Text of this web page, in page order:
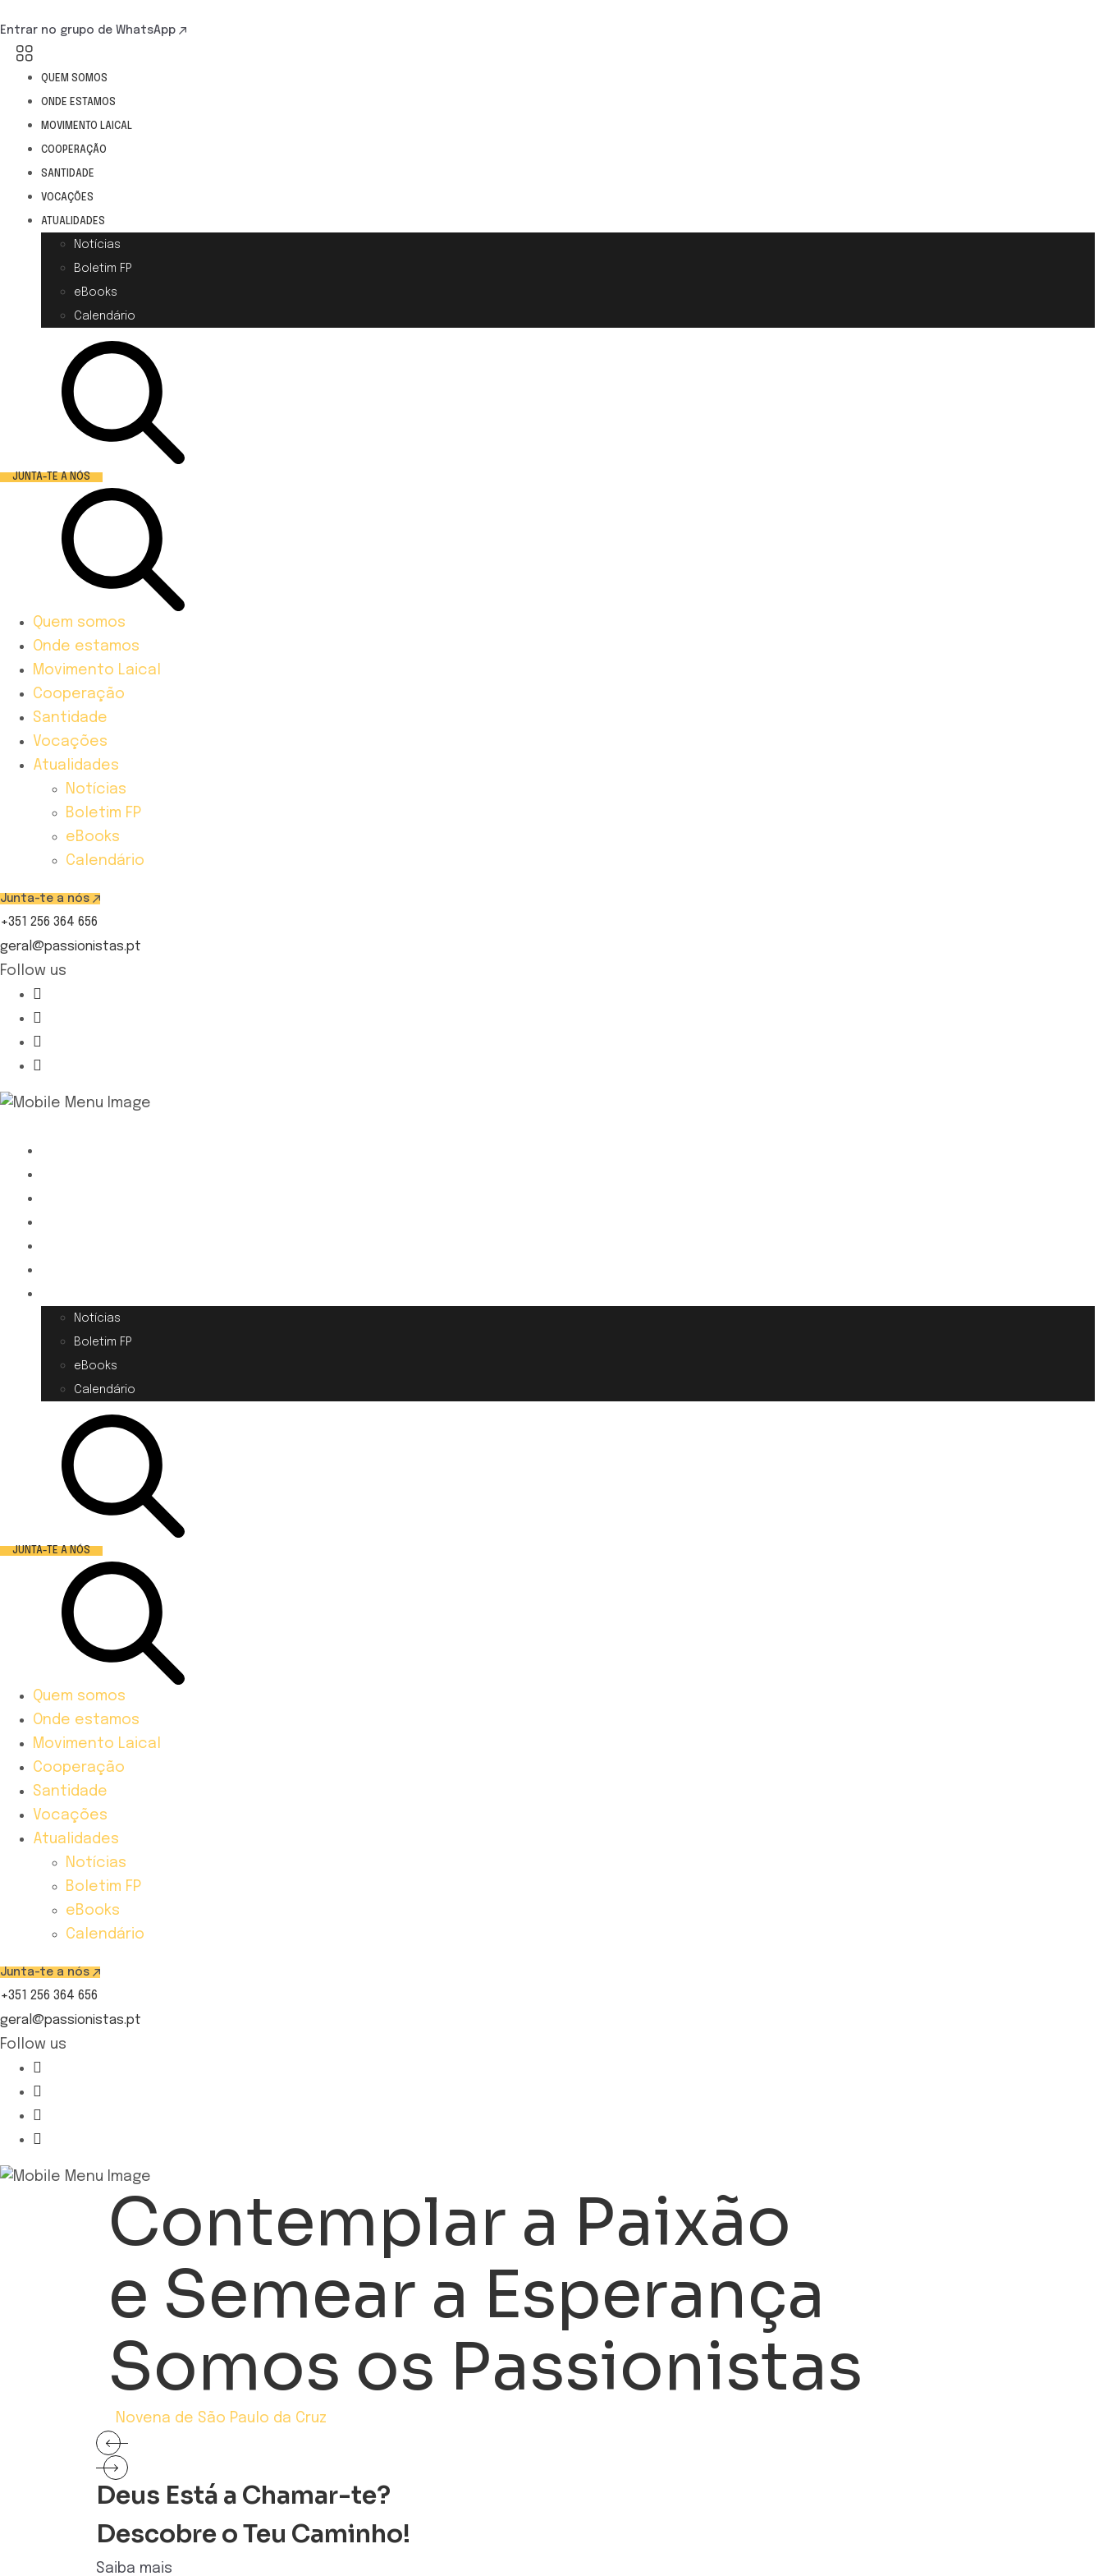
Entrar no grupo de WhatsApp
QUEM SOMOS
ONDE ESTAMOS
MOVIMENTO LAICAL
COOPERAÇÃO
SANTIDADE
VOCAÇÕES
ATUALIDADES
Notícias
Boletim FP
eBooks
Calendário
JUNTA-TE A NÓS
Quem somos
Onde estamos
Movimento Laical
Cooperação
Santidade
Vocações
Atualidades
Notícias
Boletim FP
eBooks
Calendário
Junta-te a nós
+351 256 364 656
geral@passionistas.pt
Follow us
Notícias
Boletim FP
eBooks
Calendário
JUNTA-TE A NÓS
Quem somos
Onde estamos
Movimento Laical
Cooperação
Santidade
Vocações
Atualidades
Notícias
Boletim FP
eBooks
Calendário
Junta-te a nós
+351 256 364 656
geral@passionistas.pt
Follow us
Contemplar a Paixão
e Semear a Esperança
Somos os Passionistas
Novena de São Paulo da Cruz
Deus Está a Chamar-te?
Descobre o Teu Caminho!
Saiba mais